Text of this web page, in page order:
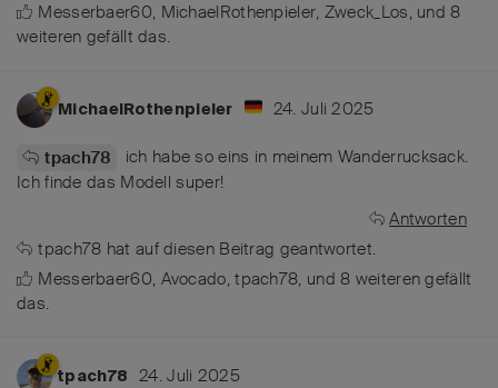
Messerbaer60, MichaelRothenpieler, Zweck_Los, und8
weiteren gefällt das.
MichaelRothenpieler 24. Juli 2025
tpach78
ich habe so eins in meinem Wanderrucksack.
Ich finde das Modell super!
Antworten
tpach78 hat auf diesen Beitrag geantwortet.
Messerbaer60, Avocado,tpach78, und8 weiteren gefällt
das.
tpach78 24. Juli 2025